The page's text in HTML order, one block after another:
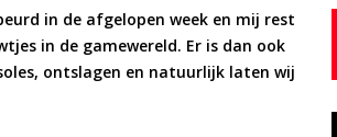
in de afgelopen week en mij rest
in de gamewereld. Er is dan ook
ontslagen en natuurlijk laten wij